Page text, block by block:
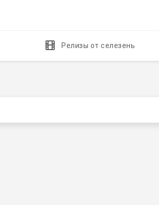
Релизы от селезень